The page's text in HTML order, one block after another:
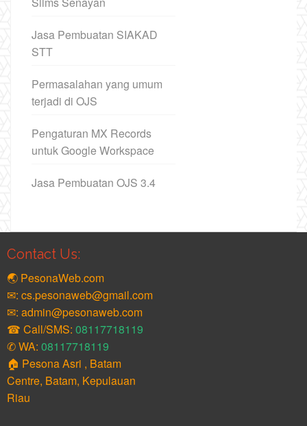
Jasa Pembuatan SIAKAD
STT
Permasalahan yang umum
terjadi di OJS
Pengaturan MX Records
untuk Google Workspace
Jasa Pembuatan OJS 3.4
Contact Us:
🌏 PesonaWeb.com
✉: cs.pesonaweb@gmail.com
✉: admin@pesonaweb.com
☎ Call/SMS: 08117718119
✆ WA: 08117718119
🏠 Pesona Asri , Batam
Centre, Batam, Kepulauan
Riau